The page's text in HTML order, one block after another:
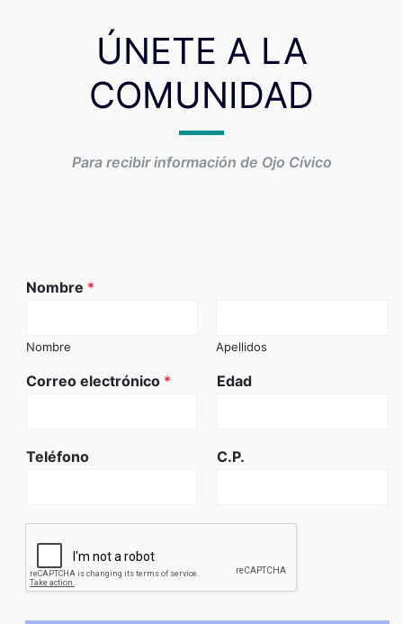
ÚNETE A LA
COMUNIDAD
Para recibir información de Ojo Cívico
Nombre *
Nombre Apellidos
Correo electrónico * Edad
Teléfono C.P.